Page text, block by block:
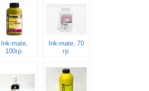
Ink-mate,
100гр.
Ink-mate, 70
гр.